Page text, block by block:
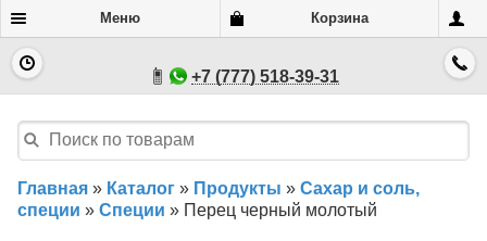
Меню Корзина
+7 (777) 518-39-31
Главная » Каталог » Продукты » Сахар и соль,
специи » Специи » Перец черный молотый